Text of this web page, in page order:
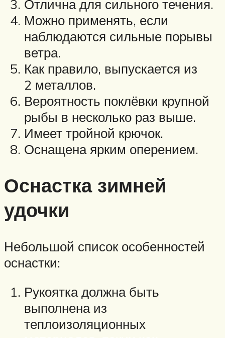
Отлична для сильного течения.
Можно применять, если
наблюдаются сильные порывы
ветра.
Как правило, выпускается из
2 металлов.
Вероятность поклёвки крупной
рыбы в несколько раз выше.
Имеет тройной крючок.
Оснащена ярким оперением.
Оснастка зимней
удочки
Небольшой список особенностей
оснастки:
Рукоятка должна быть
выполнена из
теплоизоляционных